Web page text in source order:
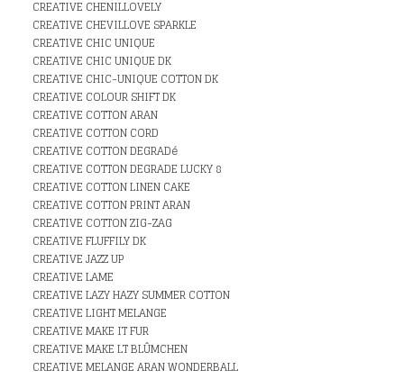
CREATIVE CHENILLOVELY
CREATIVE CHEVILLOVE SPARKLE
CREATIVE CHIC UNIQUE
CREATIVE CHIC UNIQUE DK
CREATIVE CHIC-UNIQUE COTTON DK
CREATIVE COLOUR SHIFT DK
CREATIVE COTTON ARAN
CREATIVE COTTON CORD
CREATIVE COTTON DEGRADé
CREATIVE COTTON DEGRADE LUCKY 8
CREATIVE COTTON LINEN CAKE
CREATIVE COTTON PRINT ARAN
CREATIVE COTTON ZIG-ZAG
CREATIVE FLUFFILY DK
CREATIVE JAZZ UP
CREATIVE LAME
CREATIVE LAZY HAZY SUMMER COTTON
CREATIVE LIGHT MELANGE
CREATIVE MAKE IT FUR
CREATIVE MAKE LT BLÛMCHEN
CREATIVE MELANGE ARAN WONDERBALL